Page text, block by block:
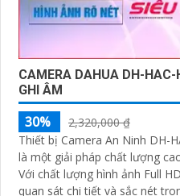
CAMERA DAHUA DH-
GHI ÂM
30%
2,320,000 ₫
Thiết bị Camera An Ninh DH-
là một giải pháp chất lượng
Với chất lượng hình ảnh Full
quan sát chi tiết và sắc nét